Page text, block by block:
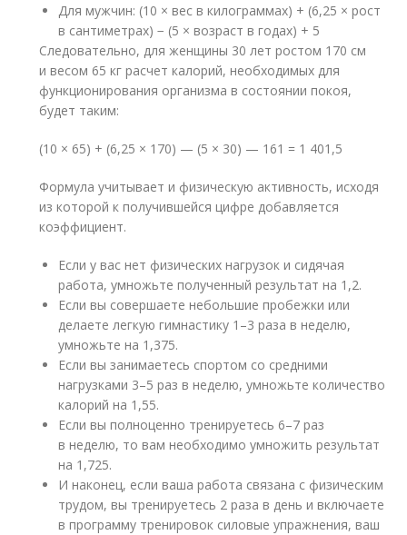
Для мужчин: (10 × вес в килограммах) + (6,25 × рост
в сантиметрах) − (5 × возраст в годах) + 5
Следовательно, для женщины 30 лет ростом 170 см
и весом 65 кг расчет калорий, необходимых для
функционирования организма в состоянии покоя,
будет таким:
(10 × 65) + (6,25 × 170) — (5 × 30) — 161 = 1 401,5
Формула учитывает и физическую активность, исходя
из которой к получившейся цифре добавляется
коэффициент.
Если у вас нет физических нагрузок и сидячая
работа, умножьте полученный результат на 1,2.
Если вы совершаете небольшие пробежки или
делаете легкую гимнастику 1–3 раза в неделю,
умножьте на 1,375.
Если вы занимаетесь спортом со средними
нагрузками 3–5 раз в неделю, умножьте количество
калорий на 1,55.
Если вы полноценно тренируетесь 6–7 раз
в неделю, то вам необходимо умножить результат
на 1,725.
И наконец, если ваша работа связана с физическим
трудом, вы тренируетесь 2 раза в день и включаете
в программу тренировок силовые упражнения, ваш